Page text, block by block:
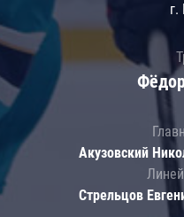
г.
Акузовский
Стрельцов